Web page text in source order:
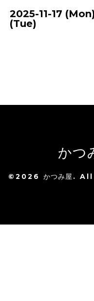
2025-11-17
(Tue)
かつ
©2026 かつみ屋 .